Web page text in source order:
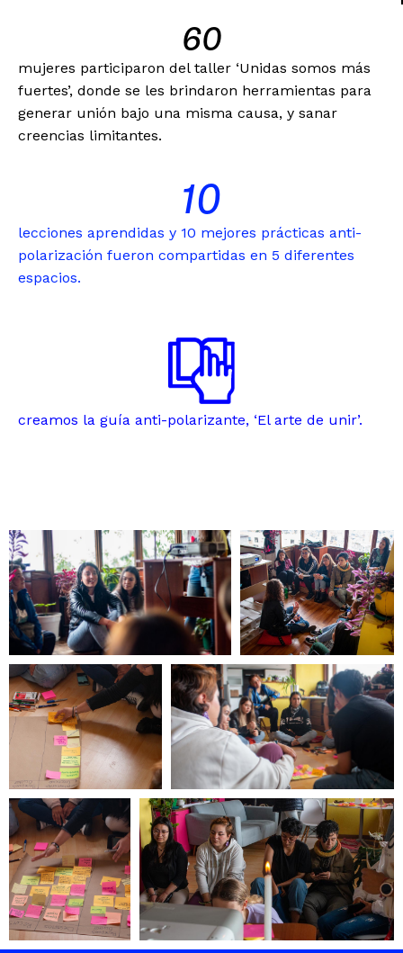
mujeres participaron del taller ‘Unidas somos más
fuertes’, donde se les brindaron herramientas para
generar unión bajo una misma causa, y sanar
creencias limitantes.
60
lecciones aprendidas y 10 mejores prácticas anti-
polarización fueron compartidas en 5 diferentes
espacios.
10
creamos la guía anti-polarizante, ‘El arte de unir’.